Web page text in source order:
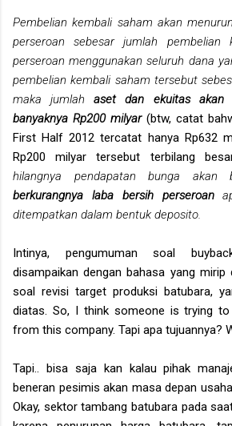
Pembelian kembali saham akan
perseroan sebesar jumlah pembelian
perseroan menggunakan seluruh dana
pembelian kembali saham tersebut
maka jumlahaset dan ekuitas akan
banyaknya Rp200 milyar (btw, catat
First Half 2012 tercatat hanya Rp632
Rp200 milyar tersebut terbilang
hilangnya pendapatan bunga akan
berkurangnya laba bersih perseroan
ditempatkan dalam bentuk deposito.
Intinya, pengumuman soal
disampaikan dengan bahasa yang mirip
soal revisi target produksi batubara,
diatas. So, I think someone is trying to
from this company. Tapi apa tujuannya?
Tapi.. bisa saja kan kalau pihak
beneran pesimis akan masa depan
Okay, sektor tambang batubara pada